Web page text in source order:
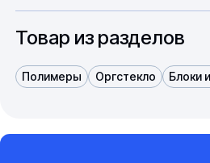
Товар из разделов
Полимеры Оргстекло Блоки